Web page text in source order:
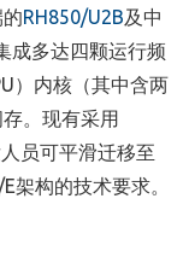
RH850/U2B及中
成多达四颗运行频
）内核（其中含两
。现有采用
员可平滑迁移至
架构的技术要求。